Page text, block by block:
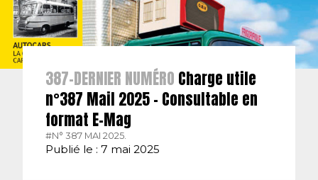
387-DERNIER NUMÉRO Charge utile
n°387 Mail 2025 – Consultable en
format E-Mag
#N° 387 MAI 2025.
Publié le : 7 mai 2025